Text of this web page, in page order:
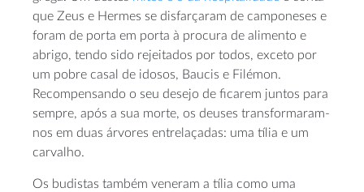
que Zeus e Hermes se disfarçaram de camponeses e
foram de porta em porta à procura de alimento e
abrigo, tendo sido rejeitados por todos, exceto por
um pobre casal de idosos, Baucis e Filémon.
Recompensando o seu desejo de ficarem juntos para
sempre, após a sua morte, os deuses transformaram-
nos em duas árvores entrelaçadas: uma tília e um
carvalho.
Os budistas também veneram a tília como uma